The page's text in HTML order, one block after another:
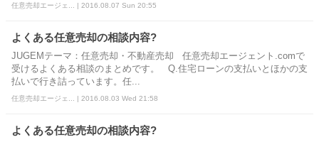
任意売却エージェ... | 2016.08.07 Sun 20:55
よくある任意売却の相談内容?
JUGEMテーマ：任意売却・不動産売却 任意売却エージェント.comで
受けるよくある相談のまとめです。 Q.住宅ローンの支払いとほかの支
払いで行き詰っています。任...
任意売却エージェ... | 2016.08.03 Wed 21:58
よくある任意売却の相談内容?